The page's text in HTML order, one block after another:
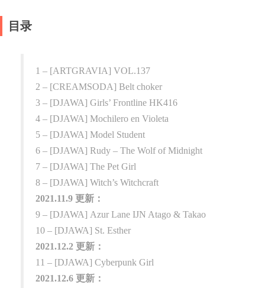
目录
1 – [ARTGRAVIA] VOL.137
2 – [CREAMSODA] Belt choker
3 – [DJAWA] Girls’ Frontline HK416
4 – [DJAWA] Mochilero en Violeta
5 – [DJAWA] Model Student
6 – [DJAWA] Rudy – The Wolf of Midnight
7 – [DJAWA] The Pet Girl
8 – [DJAWA] Witch’s Witchcraft
2021.11.9 更新：
9 – [DJAWA] Azur Lane IJN Atago & Takao
10 – [DJAWA] St. Esther
2021.12.2 更新：
11 – [DJAWA] Cyberpunk Girl
2021.12.6 更新：